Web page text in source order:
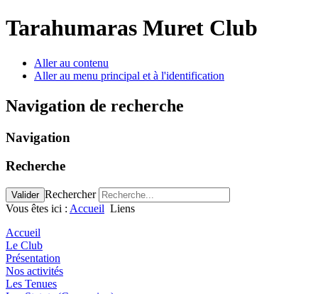
Tarahumaras Muret Club
Aller au contenu
Aller au menu principal et à l'identification
Navigation de recherche
Navigation
Recherche
Valider Rechercher
Vous êtes ici : Accueil Liens
Accueil
Le Club
Présentation
Nos activités
Les Tenues